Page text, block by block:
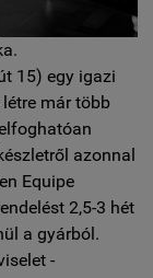
15) egy igazi
már több
azonnal
Equipe
2,5-3 hét
a gyárból.
-